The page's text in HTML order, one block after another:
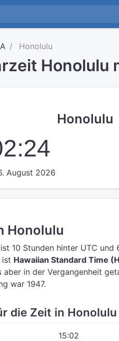
Honolulu
Honolulu
Honolulu
August 2026
Honolulu
ist 10 Stunden hinter UTC und
ist Hawaiian Standard Time
aber in der Vergangenheit
war 1947.
die Zeit in Honolulu
15:02